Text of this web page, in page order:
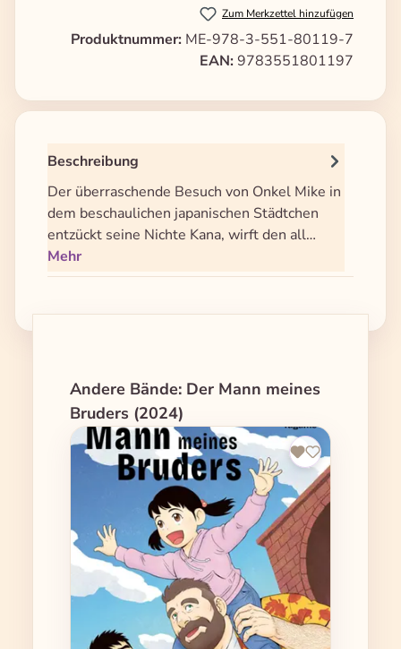
Zum Merkzettel hinzufügen
Produktnummer: ME-978-3-551-80119-7
EAN: 9783551801197
Beschreibung
Der überraschende Besuch von Onkel Mike in
dem beschaulichen japanischen Städtchen
entzückt seine Nichte Kana, wirft den all…
Mehr
Produktgalerie überspringen
Andere Bände: Der Mann meines
Bruders (2024)